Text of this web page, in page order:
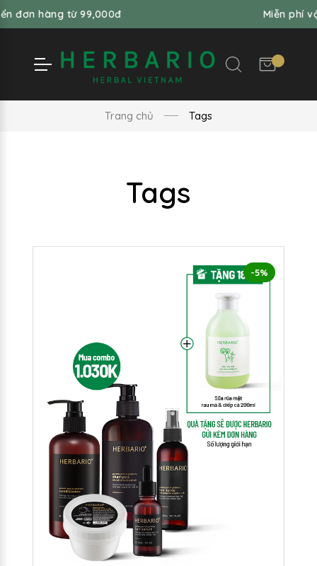
đơn hàng từ 99,000đ Miễn phí
Trang chủ Tags
Tags
-5%